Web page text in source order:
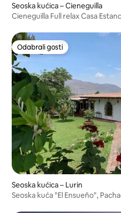
Seoska kućica – Cieneguilla
Cieneguilla Full relax Casa
Odabrali gosti
Odabrali gosti
Seoska kućica – Lurin
Seoska kuća "El Ensueño",